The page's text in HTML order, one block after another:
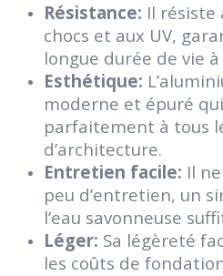
Résistance: Il résiste
chocs et aux UV,
longue durée de vie
Esthétique:
moderne et épuré
parfaitement à tous
d’architecture.
Entretien facile: Il
peu d’entretien, un
l’eau savonneuse
Léger: Sa légèreté
les coûts de